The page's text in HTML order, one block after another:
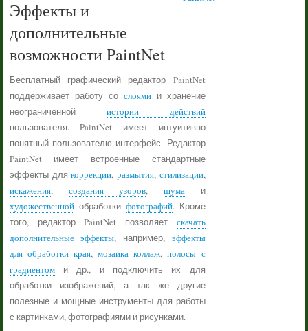
Эффекты и
дополнительные
возможности PaintNet
Бесплатный графический редактор PaintNet
поддерживает работу со слоямии хранение
неограниченной истории действий
пользователя. PaintNet имеет интуитивно
понятный пользователю интерфейс. Редактор
PaintNet имеет встроенные стандартные
эффекты длякоррекции, размытия, стилизации,
искажения, создания узоров, шумаи
художественнойобработки фотографий. Кроме
того, редактор PaintNet позволяет скачать
дополнительные эффекты, например, эффекты
для обработки края,мозаика коллаж,полосы с
градиентоми др., и подключить их для
обработки изображений, а так же другие
полезные и мощные инструменты для работы
с картинками, фотографиями и рисунками.